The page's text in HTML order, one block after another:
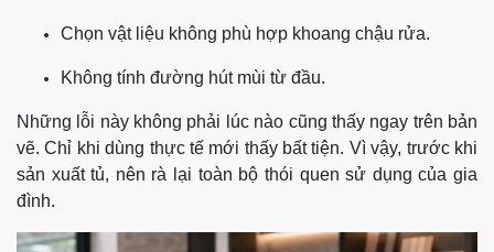
Chọn vật liệu không phù hợp khoang chậu rửa.
Không tính đường hút mùi từ đầu.
Những lỗi này không phải lúc nào cũng thấy ngay trên bản
vẽ. Chỉ khi dùng thực tế mới thấy bất tiện. Vì vậy, trước khi
sản xuất tủ, nên rà lại toàn bộ thói quen sử dụng của gia
đình.